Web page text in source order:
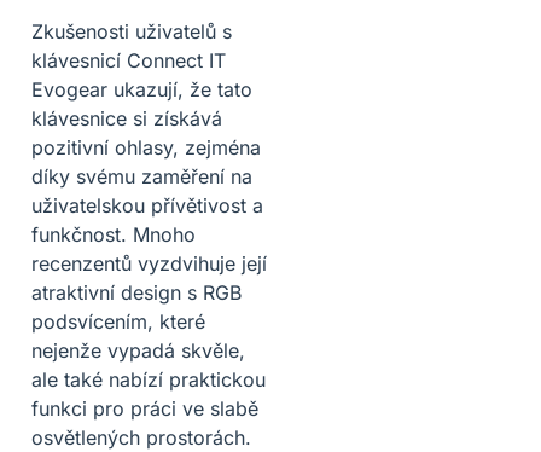
Zkušenosti uživatelů s
klávesnicí Connect IT
Evogear ukazují, že tato
klávesnice si získává
pozitivní ohlasy, zejména
díky svému zaměření na
uživatelskou přívětivost a
funkčnost. Mnoho
recenzentů vyzdvihuje její
atraktivní design s RGB
podsvícením, které
nejenže vypadá skvěle,
ale také nabízí praktickou
funkci pro práci ve slabě
osvětlených prostorách.